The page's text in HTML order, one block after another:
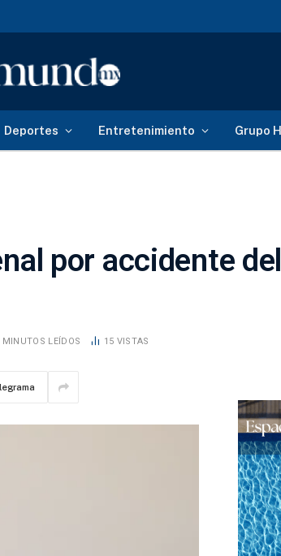
Deportes Entretenimiento Grupo
por accidente
MINUTOS LEÍDOS 15 VISTAS